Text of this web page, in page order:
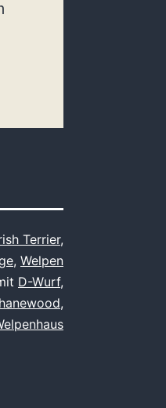
Terrier,
, Welpen
D-Wurf,
,